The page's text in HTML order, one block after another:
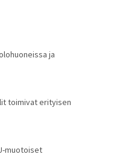
ja
toimivat erityisen
muotoiset